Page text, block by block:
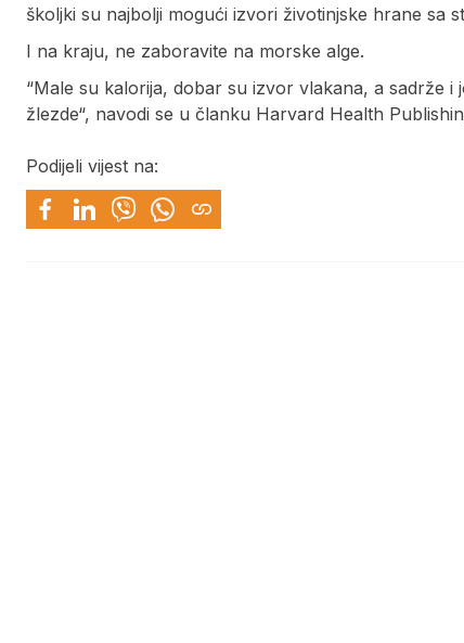
školjki su najbolji mogući izvori životinjske hrane sa
I na kraju, ne zaboravite na morske alge.
“Male su kalorija, dobar su izvor vlakana, a sadrže
žlezde“, navodi se u članku Harvard Health
Podijeli vijest na: